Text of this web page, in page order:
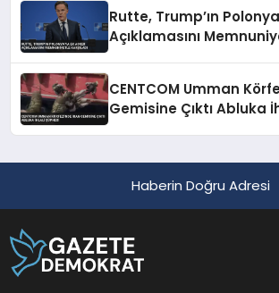
Rutte, Trump’ın
Açıklamasını
CENTCOM Umman
Gemisine Çıktı Abluka
Haberin Doğru Adresi